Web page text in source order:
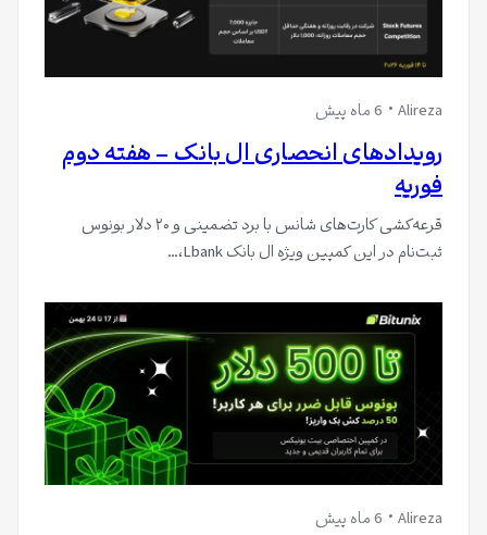
Alireza 6 ماه پیش
رویدادهای انحصاری ال بانک – هفته دوم
فوریه
قرعه‌کشی کارت‌های شانس با برد تضمینی و ۲۰ دلار بونوس
ثبت‌نام در این کمپین ویژه ال بانک Lbank،…
Alireza 6 ماه پیش